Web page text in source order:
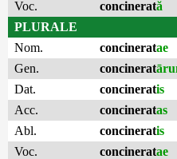
Voc.
concinerată
PLURALE
Nom.
concineratae
Gen.
concinerat
Dat.
concineratis
Acc.
concineratas
Abl.
concineratis
Voc.
concineratae